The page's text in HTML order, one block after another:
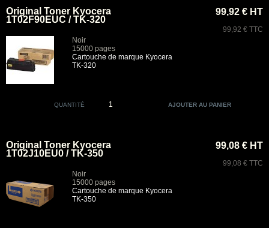
Original Toner Kyocera
1T02F90EUC / TK-320
Noir
15000 pages
Cartouche de marque Kyocera
TK-320
99,92 € HT
99,92 € TTC
QUANTITÉ
Original Toner Kyocera
1T02J10EU0 / TK-350
Noir
15000 pages
Cartouche de marque Kyocera
TK-350
99,08 € HT
99,08 € TTC